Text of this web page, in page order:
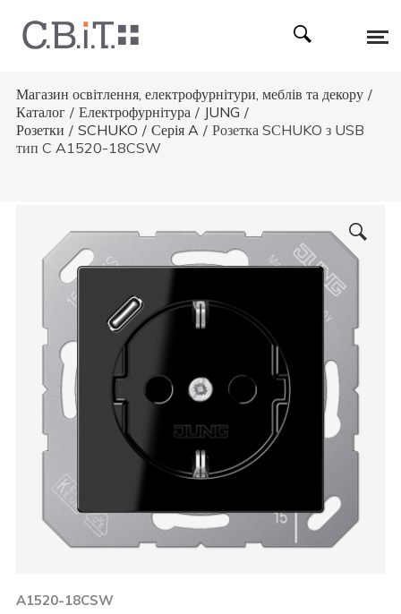
Магазин освітлення, електрофурнітури, меблів та декору /
Каталог / Електрофурнітура / JUNG /
Розетки / SCHUKO / Серія A / Розетка SСHUKO з USB
тип C A1520-18CSW
A1520-18CSW